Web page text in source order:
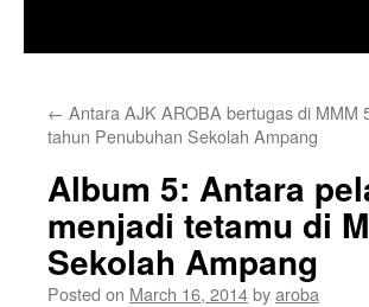
← Antara AJK AROBA bertugas di MMM
tahun Penubuhan Sekolah Ampang
Album 5: Antara
menjadi tetamu di
Sekolah Ampang
Posted on March 16, 2014byaroba